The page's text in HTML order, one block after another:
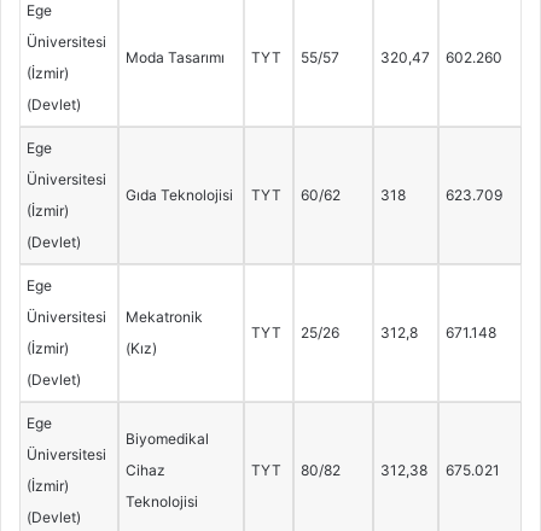
Ege
Üniversitesi
(İzmir)
(Devlet)
Moda Tasarımı TYT 55/57 320,47 602.260
Ege
Üniversitesi
(İzmir)
(Devlet)
Gıda Teknolojisi TYT 60/62 318 623.709
Ege
Üniversitesi
(İzmir)
(Devlet)
Mekatronik
(Kız)
TYT 25/26 312,8 671.148
Ege
Üniversitesi
(İzmir)
(Devlet)
Biyomedikal
Cihaz
Teknolojisi
TYT 80/82 312,38 675.021